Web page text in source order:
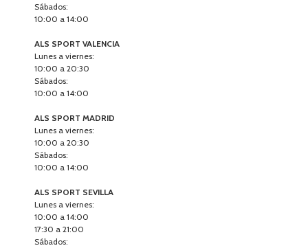
Sábados:
10:00 a 14:00
ALS SPORT VALENCIA
Lunes a viernes:
10:00 a 20:30
Sábados:
10:00 a 14:00
ALS SPORT MADRID
Lunes a viernes:
10:00 a 20:30
Sábados:
10:00 a 14:00
ALS SPORT SEVILLA
Lunes a viernes:
10:00 a 14:00
17:30 a 21:00
Sábados: